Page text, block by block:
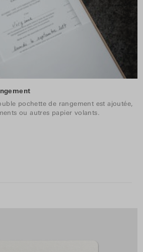
pochette de rangement est ajoutée,
ou autres papier volants.